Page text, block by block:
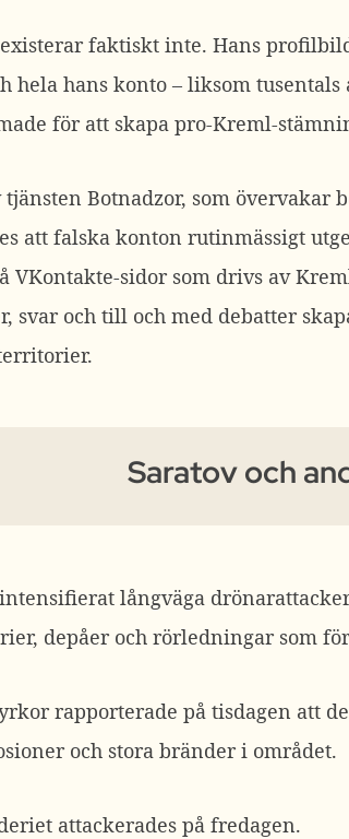
faktiskt inte. Hans
hela hans konto – liksom
för att skapa pro-Kreml-
Botnadzor, som
att falska konton rutinmässigt
VKontakte-sidor som drivs av
svar och till och med debatter
Saratov och
långväga
depåer och rörledningar som
rapporterade på tisdagen att
och stora bränder i området.
attackerades på fredagen.